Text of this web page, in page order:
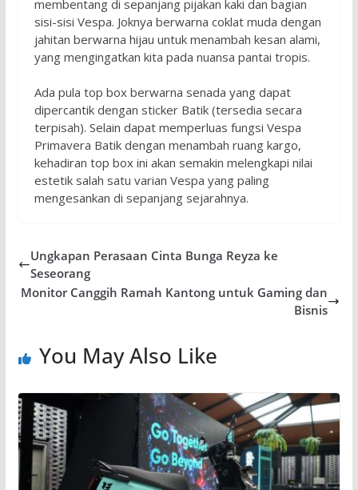
membentang di sepanjang pijakan kaki dan bagian
sisi-sisi Vespa. Joknya berwarna coklat muda dengan
jahitan berwarna hijau untuk menambah kesan alami,
yang mengingatkan kita pada nuansa pantai tropis.
Ada pula top box berwarna senada yang dapat
dipercantik dengan sticker Batik (tersedia secara
terpisah). Selain dapat memperluas fungsi Vespa
Primavera Batik dengan menambah ruang kargo,
kehadiran top box ini akan semakin melengkapi nilai
estetik salah satu varian Vespa yang paling
mengesankan di sepanjang sejarahnya.
Ungkapan Perasaan Cinta Bunga Reyza ke
Seseorang
Monitor Canggih Ramah Kantong untuk Gaming dan
Bisnis
You May Also Like